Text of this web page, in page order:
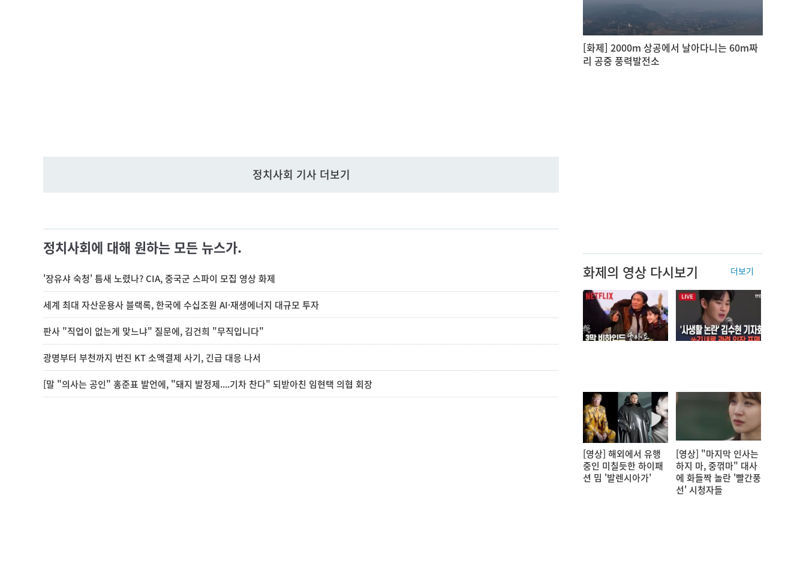
정치사회 기사 더보기
정치사회에 대해 원하는 모든 뉴스가.
'장유샤 숙청' 틈새 노렸나? CIA, 중국군 스파이 모집 영상 화제
세계 최대 자산운용사 블랙록, 한국에 수십조원 AI·재생에너지 대규모 투자
판사 "직업이 없는게 맞느냐" 질문에, 김건희 "무직입니다"
광명부터 부천까지 번진 KT 소액결제 사기, 긴급 대응 나서
[말 "의사는 공인" 홍준표 발언에, "돼지 발정제....기차 찬다" 되받아친 임현택 의협 회장
[화제] 2000m 상공에서 날아다니는 60m짜
리 공중 풍력발전소
화제의 영상 다시보기 더보기
[영상] 해외에서 유행
중인 미칠듯한 하이패
션 밈 '발렌시아가'
[영상] "마지막 인사는
하지 마, 중꺾마" 대사
에 화들짝 놀란 '빨간풍
선' 시청자들